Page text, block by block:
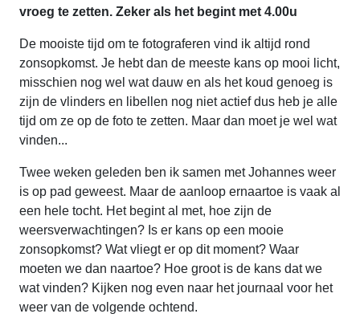
vroeg te zetten. Zeker als het begint met 4.00u
De mooiste tijd om te fotograferen vind ik altijd rond
zonsopkomst. Je hebt dan de meeste kans op mooi licht,
misschien nog wel wat dauw en als het koud genoeg is
zijn de vlinders en libellen nog niet actief dus heb je alle
tijd om ze op de foto te zetten. Maar dan moet je wel wat
vinden...
Twee weken geleden ben ik samen met Johannes weer
is op pad geweest. Maar de aanloop ernaartoe is vaak al
een hele tocht. Het begint al met, hoe zijn de
weersverwachtingen? Is er kans op een mooie
zonsopkomst? Wat vliegt er op dit moment? Waar
moeten we dan naartoe? Hoe groot is de kans dat we
wat vinden? Kijken nog even naar het journaal voor het
weer van de volgende ochtend.